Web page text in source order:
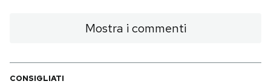
Mostra i commenti
CONSIGLIATI